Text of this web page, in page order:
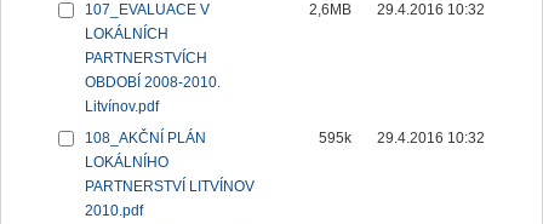
107_EVALUACE V
LOKÁLNÍCH
PARTNERSTVÍCH
OBDOBÍ 2008-2010.
Litvínov.pdf
2,6MB 29.4.2016 10:32
108_AKČNÍ PLÁN
LOKÁLNÍHO
PARTNERSTVÍ LITVÍNOV
2010.pdf
595k 29.4.2016 10:32